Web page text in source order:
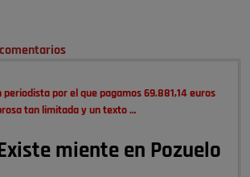
periodista por el que pagamos 69.881,14 euros
tan limitada y un texto …
miente en Pozuelo